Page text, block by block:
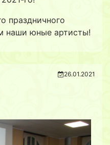
праздничного
наши юные артисты!
26.01.2021